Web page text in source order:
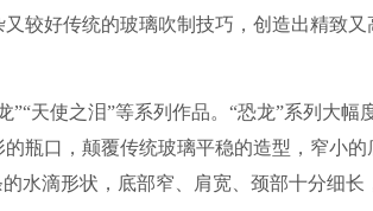
较好传统的玻璃吹制技巧，创造出精致
天使之泪”等系列作品。“恐龙”系列大幅
瓶口，颠覆传统玻璃平稳的造型，窄小
水滴形状，底部窄、肩宽、颈部十分细长